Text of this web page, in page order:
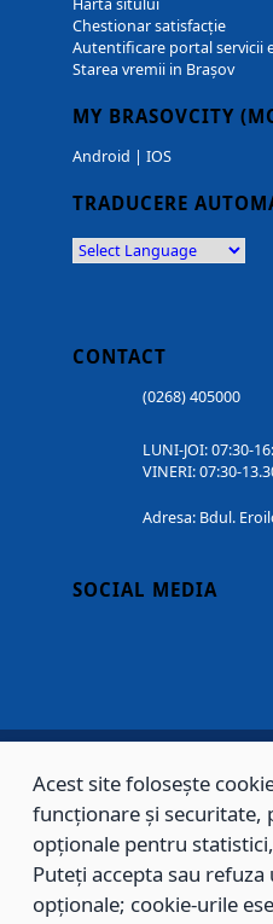
Harta sitului
Chestionar satisfacție
Autentificare portal servicii
Starea vremii in Brașov
MY BRASOVCITY
Android | IOS
TRADUCERE
CONTACT
(0268) 405000
LUNI-JOI: 07:30-
VINERI: 07:30-
Adresa: Bdul.
SOCIAL MEDIA
Copyright © 2002 - 2026 - PRIMĂRIA
rezervate.
Sitemap
Acest site folosește
funcționare și securitate,
opționale pentru
Puteți accepta sau
opționale; cookie-urile